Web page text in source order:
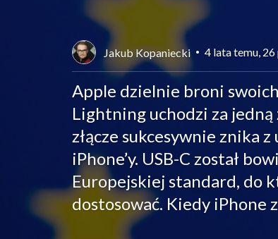
Jakub Kopaniecki 4 lata temu,
Apple dzielnie broni
Lightning uchodzi za
złącze sukcesywnie znika
iPhone’y. USB-C został
Europejskiej standard, do
dostosować. Kiedy iPhone